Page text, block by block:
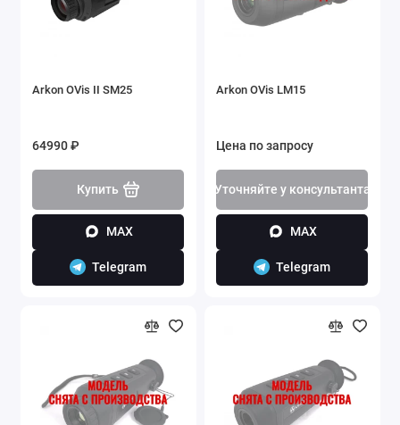
Arkon OVis II SM25
64990 ₽
Купить
MAX
Telegram
Arkon OVis LM15
Цена по запросу
Уточняйте у консультанта
MAX
Telegram